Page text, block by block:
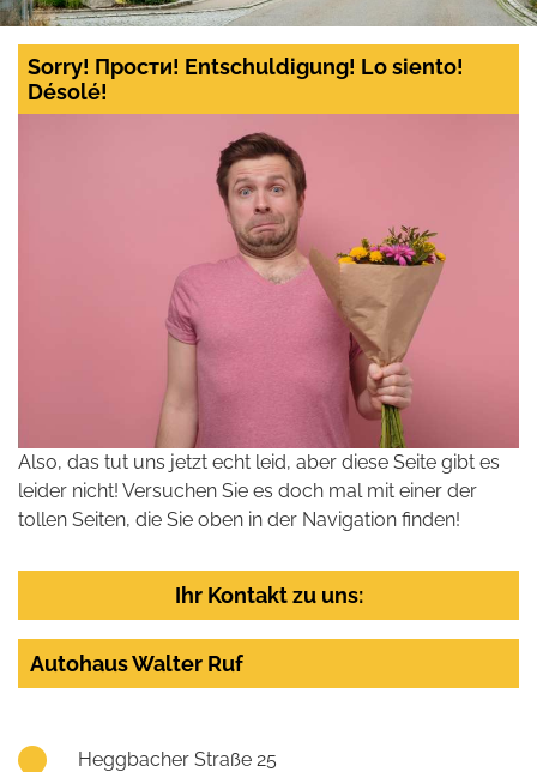
Sorry! Прости! Entschuldigung! Lo siento!
Désolé!
Also, das tut uns jetzt echt leid, aber diese Seite gibt es
leider nicht! Versuchen Sie es doch mal mit einer der
tollen Seiten, die Sie oben in der Navigation finden!
Ihr Kontakt zu uns:
Autohaus Walter Ruf
Heggbacher Straße 25